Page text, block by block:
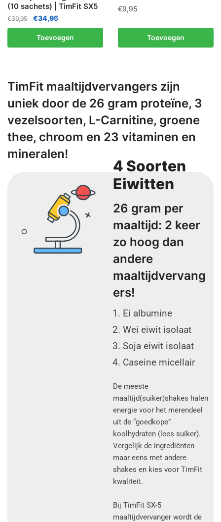
(10 sachets) | TimFit SX5
€39,95 €34,95
Toevoegen
€9,95
Toevoegen
TimFit maaltijdvervangers zijn
uniek door de 26 gram proteïne, 3
vezelsoorten, L-Carnitine, groene
thee, chroom en 23 vitaminen en
mineralen!
4 Soorten
Eiwitten
26 gram per
maaltijd: 2 keer
zo hoog dan
andere
maaltijdvervang
ers!
Ei albumine
Wei eiwit isolaat
Soja eiwit isolaat
Caseine micellair
De meeste
maaltijd(suiker)shakes halen
energie voor het merendeel
uit de “goedkope”
koolhydraten (lees suiker).
Vergelijk de ingrediënten
maar eens met andere
shakes en kies voor TimFit
kwaliteit.
Bij TimFit SX-5
maaltijdvervanger wordt de